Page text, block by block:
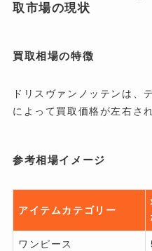
取市場の現状
買取相場の特徴
ドリスヴァンノッテンは、
によって買取価格が左右さ
参考相場イメージ
アイテムカテゴリー
ワンピース